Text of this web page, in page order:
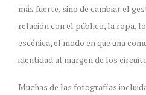
más fuerte, sino de cambiar el
relación con el público, la ropa,
escénica, el modo en que una
identidad al margen de los
Muchas de las fotografías